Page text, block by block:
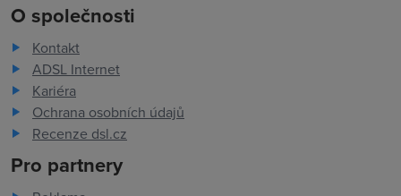
O společnosti
Kontakt
ADSL Internet
Kariéra
Ochrana osobních údajů
Recenze dsl.cz
Pro partnery